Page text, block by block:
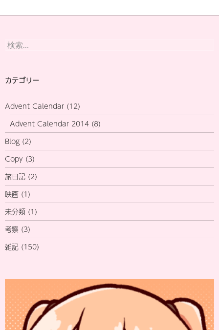
検
索:
カテゴリー
Advent Calendar (12)
Advent Calendar 2014 (8)
Blog (2)
Copy (3)
旅日記 (2)
映画 (1)
未分類 (1)
考察 (3)
雑記 (150)